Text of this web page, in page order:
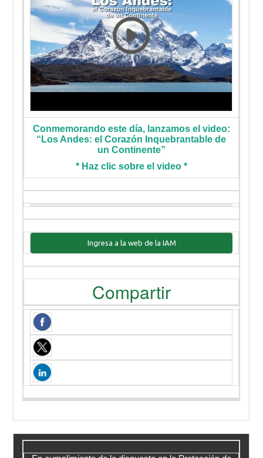
Conmemorando este día, lanzamos el video:
“Los Andes: el Corazón Inquebrantable de
un Continente”
* Haz clic sobre el video *
Ingresa a la web de la IAM
Compartir